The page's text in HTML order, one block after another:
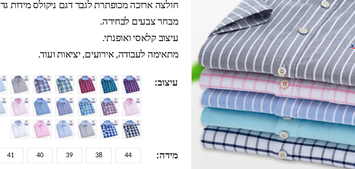
חולצה ארוכה מכופתרת לגבר דגם ניקולס מידות
מבחר צבעים לבחירה.
עיצוב קלאסי ואופנתי.
מתאימה לעבודה, אירועים, יציאות ועוד.
עיצוב
מידה 44
38
39
40
41